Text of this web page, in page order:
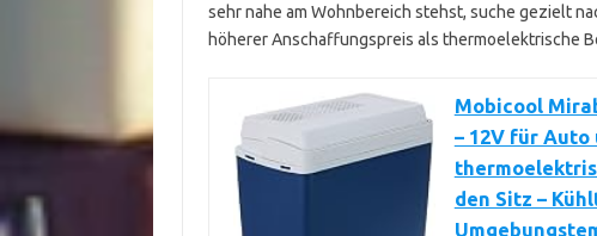
sehr nahe am Wohnbereich stehst, suche gezielt
höherer Anschaffungspreis als thermoelektrische
Mobicool
– 12V für Auto
den Sitz –